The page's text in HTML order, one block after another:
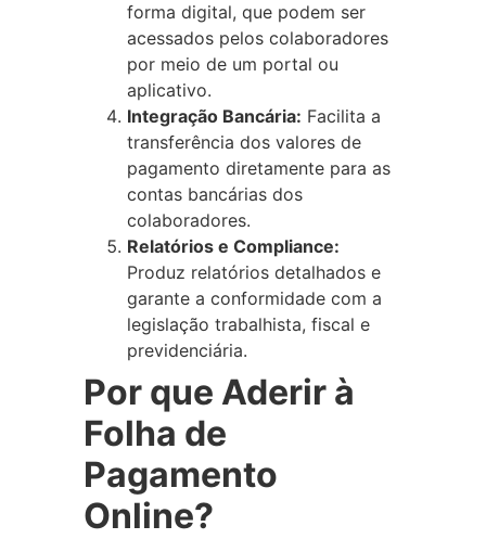
forma digital, que podem ser
acessados pelos colaboradores
por meio de um portal ou
aplicativo.
Integração Bancária: Facilita a
transferência dos valores de
pagamento diretamente para as
contas bancárias dos
colaboradores.
Relatórios e Compliance:
Produz relatórios detalhados e
garante a conformidade com a
legislação trabalhista, fiscal e
previdenciária.
Por que Aderir à
Folha de
Pagamento
Online?